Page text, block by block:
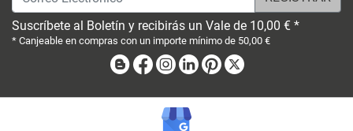
Suscríbete al Boletín y recibirás un Vale de 10,00 € *
* Canjeable en compras con un importe mínimo de 50,00 €
BlogFacebook
Instagram
LinkedinPinterest